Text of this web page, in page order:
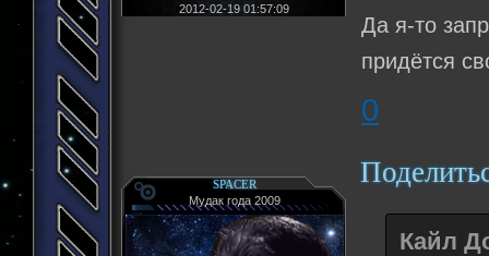
2012-02-19 01:57:09
Да я-то
придётся
0
SPACER
Мудак года 2009
Кайл